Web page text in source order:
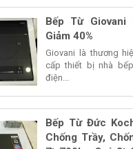
Bếp Từ Giovani
Giảm 40%
Giovani là thương
cấp thiết bị nhà
điện...
Bếp Từ Đức
Chống Trầy,